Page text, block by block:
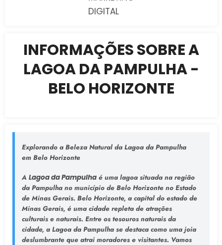
DIGITAL
INFORMAÇÕES SOBRE A
LAGOA DA PAMPULHA -
BELO HORIZONTE
Explorando a Beleza Natural da Lagoa da Pampulha
em Belo Horizonte
A Lagoa da Pampulha é uma lagoa situada na região
da Pampulha no município de Belo Horizonte no Estado
de Minas Gerais. Belo Horizonte, a capital do estado de
Minas Gerais, é uma cidade repleta de atrações
culturais e naturais. Entre os tesouros naturais da
cidade, a Lagoa da Pampulha se destaca como uma joia
deslumbrante que atrai moradores e visitantes. Vamos